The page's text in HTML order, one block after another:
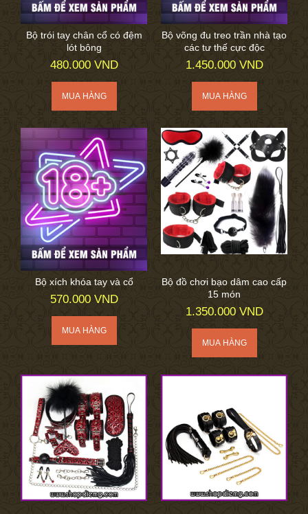
Bộ trói tay chân cổ có đệm
lót bông
480.000 VND
Bộ võng đu treo trần nhà tạo
các tư thế cực độc
1.450.000 VND
Bộ xích khóa tay và cổ
570.000 VND
Bộ đồ chơi bạo dâm cao cấp
15 món
1.350.000 VND